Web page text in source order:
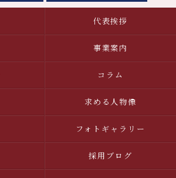
代表挨拶
事業案内
コラム
求める人物像
フォトギャラリー
採用ブログ